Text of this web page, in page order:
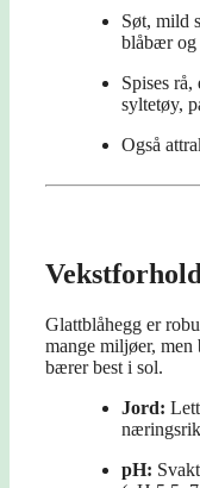
Søt, mild
blåbær og
Spises
syltetøy,
Også
Glattblåhegg er
mange miljøer, men
bærer best i sol.
Jord:
pH: